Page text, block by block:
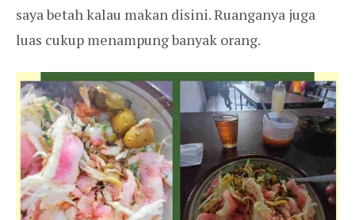
saya betah kalau makan disini. Ruanganya juga
luas cukup menampung banyak orang.